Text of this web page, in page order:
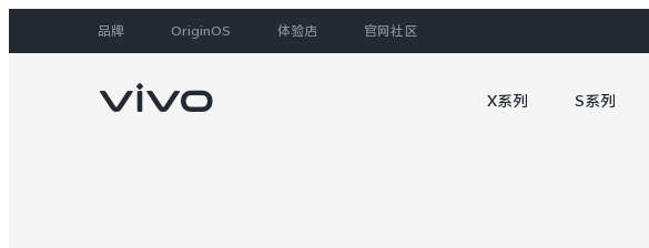
品牌 OriginOS 体验店 官网社区
X系列 S系列